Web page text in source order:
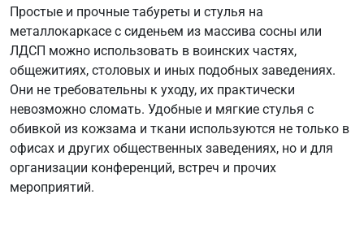
Простые и прочные табуреты и стулья на
металлокаркасе с сиденьем из массива сосны или
ЛДСП можно использовать в воинских частях,
общежитиях, столовых и иных подобных заведениях.
Они не требовательны к уходу, их практически
невозможно сломать. Удобные и мягкие стулья с
обивкой из кожзама и ткани используются не только в
офисах и других общественных заведениях, но и для
организации конференций, встреч и прочих
мероприятий.